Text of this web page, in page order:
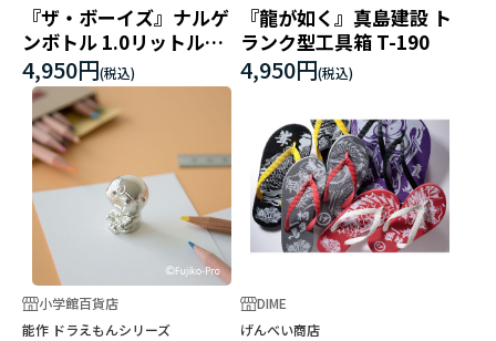
『ザ・ボーイズ』ナルゲ
ンボトル 1.0リットル
（ブルー）
4,950円
『龍が如く』真島建設 ト
ランク型工具箱 T-190
4,950円
小学館百貨店
能作 ドラえもんシリーズ
DIME
げんべい商店